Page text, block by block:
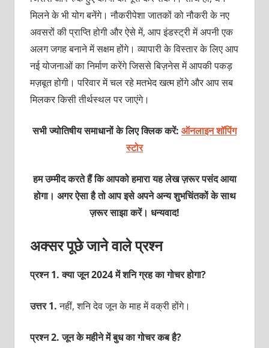
मिलने के भी योग बनेंगे। नौकरीपेशा जातकों को नौकरी के नए
अवसरों की प्राप्ति होगी और ऐसे में, आप इंडस्ट्री में अपनी एक
अलग जगह बनाने में सक्षम होंगे। व्यापारी के विस्तार के लिए आप
नई योजनाओं का निर्माण करेंगे जिससे बिज़नेस में आपकी पकड़
मज़बूत होगी। परिवार में चल रहे मतभेद खत्म होंगे और आप सब
मिलकर किसी तीर्थस्थल पर जाएंगे।
सभी ज्योतिषीय समाधानों के लिए क्लिक करें: ऑनलाइन शॉपिंग
स्टोर
हम उम्मीद करते हैं कि आपको हमारा यह लेख ज़रूर पसंद आया
होगा। अगर ऐसा है तो आप इसे अपने अन्य शुभचिंतकों के साथ
ज़रूर साझा करें। धन्यवाद!
अक्सर पूछे जाने वाले प्रश्न
प्रश्न 1. क्या जून 2024 में शनि ग्रह का गोचर होगा?
उत्तर 1.नहीं, शनि देव जून के माह में वक्री होंगे।
प्रश्न 2. जून के महीने में बुध का गोचर कब है?